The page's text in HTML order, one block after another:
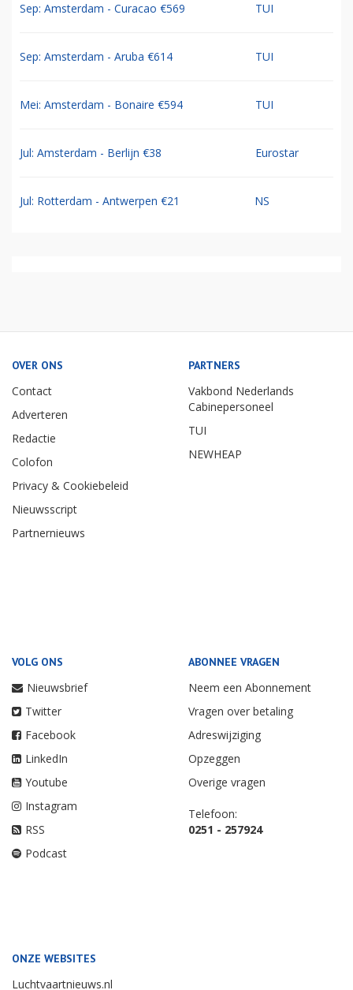
Sep: Amsterdam - Curacao €569 TUI
Sep: Amsterdam - Aruba €614 TUI
Mei: Amsterdam - Bonaire €594 TUI
Jul: Amsterdam - Berlijn €38 Eurostar
Jul: Rotterdam - Antwerpen €21 NS
OVER ONS
Contact
Adverteren
Redactie
Colofon
Privacy & Cookiebeleid
Nieuwsscript
Partnernieuws
PARTNERS
Vakbond Nederlands
Cabinepersoneel
TUI
NEWHEAP
VOLG ONS
Nieuwsbrief
Twitter
Facebook
LinkedIn
Youtube
Instagram
RSS
Podcast
ABONNEE VRAGEN
Neem een Abonnement
Vragen over betaling
Adreswijziging
Opzeggen
Overige vragen
Telefoon:
0251 - 257924
ONZE WEBSITES
Luchtvaartnieuws.nl